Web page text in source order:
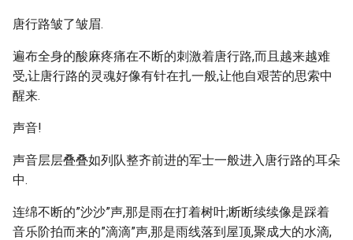
唐行路皱了皱眉.
遍布全身的酸麻疼痛在不断的刺激着唐行路,而且越来越难
受,让唐行路的灵魂好像有针在扎一般,让他自艰苦的思索中
醒来.
声音!
声音层层叠叠如列队整齐前进的军士一般进入唐行路的耳朵
中.
连绵不断的”沙沙”声,那是雨在打着树叶;断断续续像是踩着
音乐阶拍而来的”滴滴”声,那是雨线落到屋顶,聚成大的水滴,